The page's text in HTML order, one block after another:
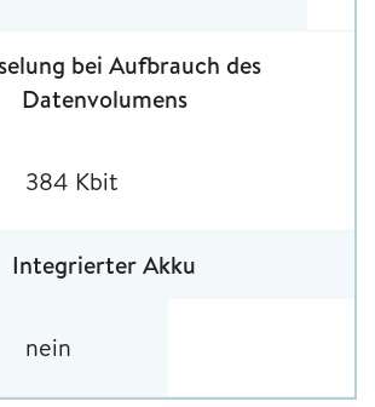
bei Aufbrauch des
Datenvolumens
384 Kbit
Integrierter Akku
nein